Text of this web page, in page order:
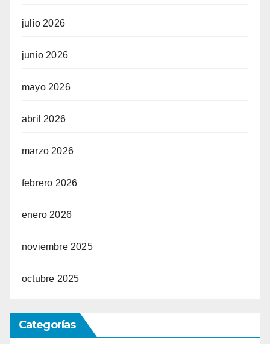
julio 2026
junio 2026
mayo 2026
abril 2026
marzo 2026
febrero 2026
enero 2026
noviembre 2025
octubre 2025
Categorías